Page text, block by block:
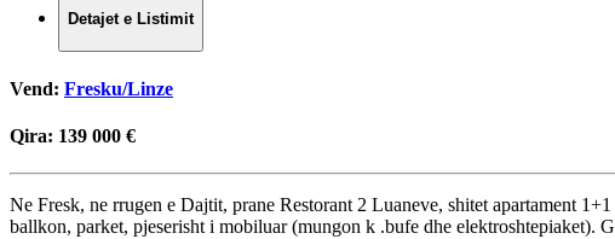
Detajet e Listimit
Vend: Fresku/Linze
Qira: 139 000 €
Ne Fresk, ne rrugen e Dajtit, prane Restorant 2 Luaneve, shitet apartament
ballkon, parket, pjeserisht i mobiluar (mungon k .bufe dhe elektroshtepiaket).